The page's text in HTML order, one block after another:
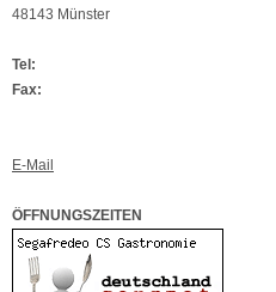
48143 Münster
Tel:
Fax:
E-Mail
ÖFFNUNGSZEITEN